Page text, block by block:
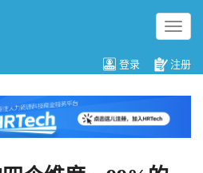
切
换
航
登录 注册